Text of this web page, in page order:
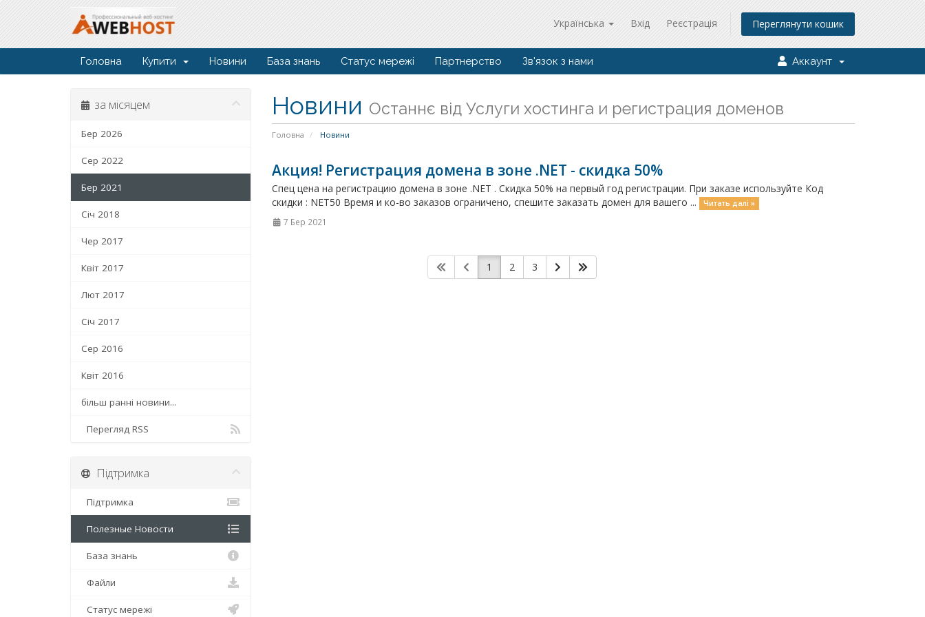
Українська Вхід Реєстрація Переглянути кошик
Головна Купити Новини База знань Статус мережі Партнерство Зв'язок з нами Аккаунт
Новини Останнє від Услуги хостинга и регистрация доменов
Головна Новини
за місяцем
Бер 2026
Сер 2022
Бер 2021
Січ 2018
Чер 2017
Квіт 2017
Лют 2017
Січ 2017
Сер 2016
Квіт 2016
більш ранні новини...
Перегляд RSS
Акция! Регистрация домена в зоне .NET - скидка 50%
Спец цена на регистрацию домена в зоне .NET . Скидка 50% на первый год регистрации. При заказе используйте Код
скидки : NET50 Время и ко-во заказов ограничено, спешите заказать домен для вашего ...
Читать далі »
7 Бер 2021
1 2 3
Підтримка
Підтримка
Полезные Новости
База знань
Файли
Статус мережі